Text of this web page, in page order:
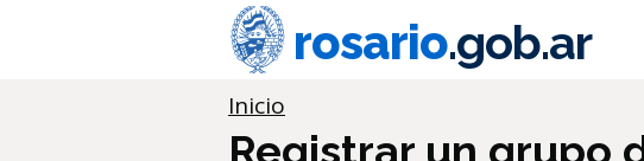
rosario.gob.ar
Información importante
Inicio
Registrar un grupo